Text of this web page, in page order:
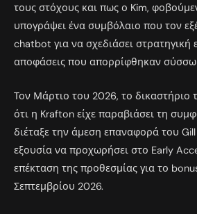
τους στόχους και πως ο Kim,
υπογράψει ένα συμβόλαιο που τον
chatbot για να σχεδιάσει στρατηγική
αποφάσεις που απορρίφθηκαν
Τον Μάρτιο του 2026, το δικαστήριο
ότι η Krafton είχε παραβιάσει τη
διέταξε την άμεση επαναφορά του
εξουσία να προχωρήσει στο Early
επέκταση της προθεσμίας για το
Σεπτεμβρίου 2026.